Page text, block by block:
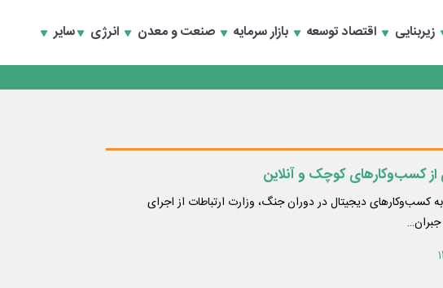
زیربنایی اقتصاد توسعه بازار سرمایه صنعت و معدن انرژی سایر
دیجیتال در دوران جنگ، وزارت ارتباطات از اجرای